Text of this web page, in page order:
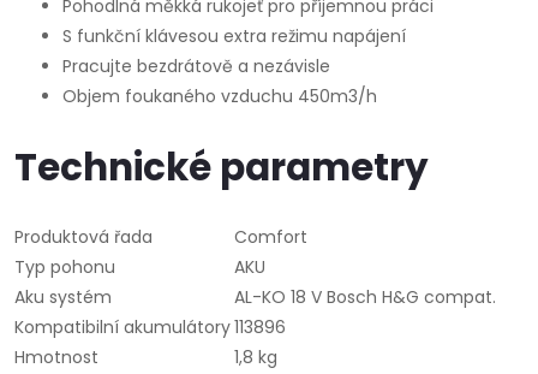
Pohodlná měkká rukojeť pro příjemnou práci
S funkční klávesou extra režimu napájení
Pracujte bezdrátově a nezávisle
Objem foukaného vzduchu 450m3/h
Technické parametry
Produktová řada
Comfort
Typ pohonu
AKU
Aku systém
AL-KO 18 V Bosch H&G compat.
Kompatibilní akumulátory113896
Hmotnost
1,8 kg